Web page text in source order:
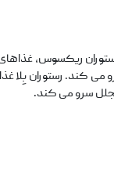
ریکسوس،
می کند. رستوران بِلا
سرو می کند.